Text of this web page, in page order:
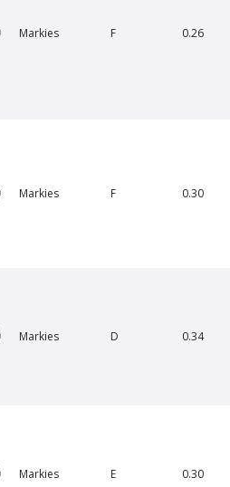
Markies F 0.26
Markies F 0.30
Markies D 0.34
Markies E 0.30